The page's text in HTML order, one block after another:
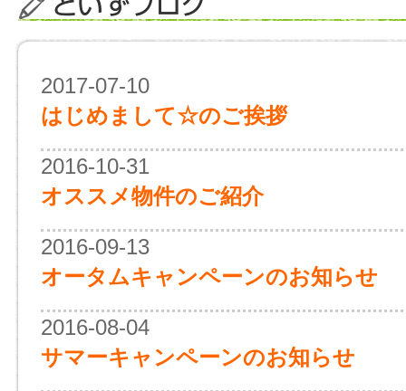
2017-07-10
はじめまして☆のご挨拶
2016-10-31
オススメ物件のご紹介
2016-09-13
オータムキャンペーンのお知らせ
2016-08-04
サマーキャンペーンのお知らせ